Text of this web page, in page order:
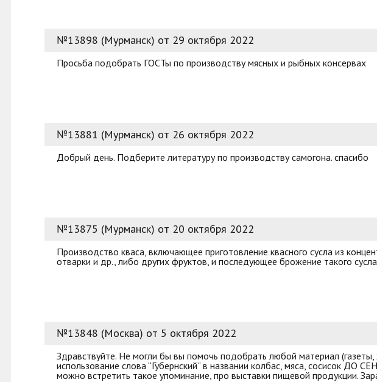
№13898 (Мурманск) от 29 октября 2022
Просьба подобрать ГОСТы по производству мясных и рыбных консервах
№13881 (Мурманск) от 26 октября 2022
Добрый день. Подберите литературу по производству самогона. спасибо
№13875 (Мурманск) от 20 октября 2022
Производство кваса, включающее приготовление квасного сусла из
отварки и др., либо других фруктов, и последующее брожение такого
№13848 (Москва) от 5 октября 2022
Здравствуйте. Не могли бы вы помочь подобрать любой материал
использование слова “Губернский” в названии колбас, мяса, сосисок ДО
можно встретить такое упоминание, про выставки пищевой продукции.